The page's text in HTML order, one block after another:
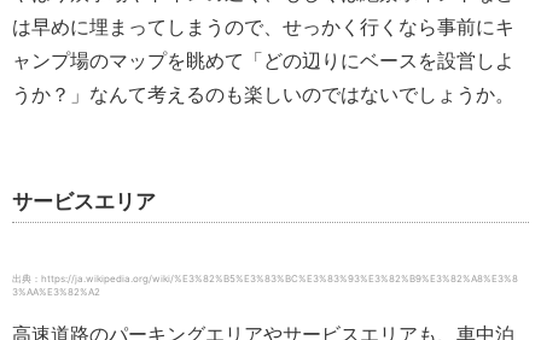
は早めに埋まってしまうので、せっかく行くなら事前にキ
ャンプ場のマップを眺めて「どの辺りにベースを設営しよ
うか？」なんて考えるのも楽しいのではないでしょうか。
サービスエリア
出典：https://ja.wikipedia.org/wiki/%E3%82%B5%E3%83%BC%E3%83%93%E3%82%B9%E3%82%A8%E3%8
3%AA%E3%82%A2
高速道路のパーキングエリアやサービスエリアも、車中泊